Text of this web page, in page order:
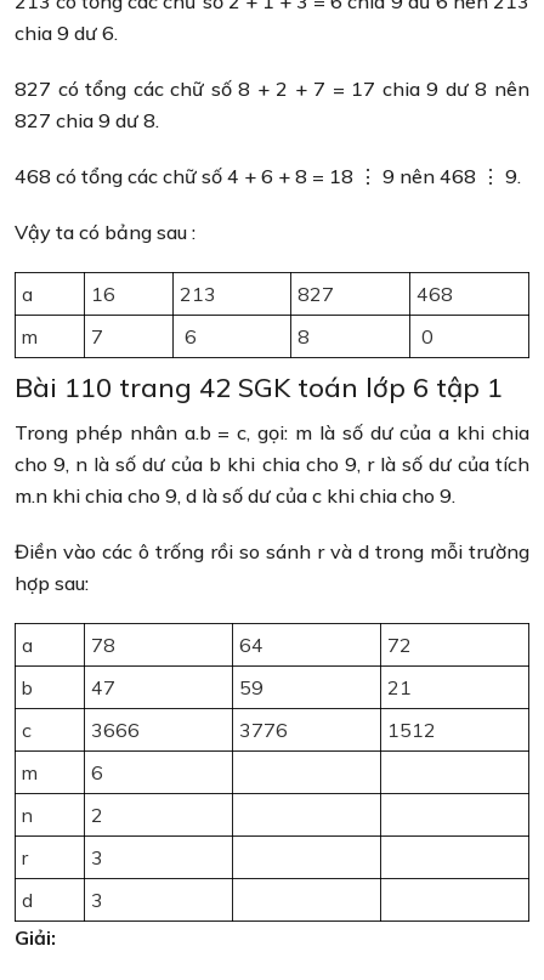
chia 9 dư 6.
827 có tổng các chữ số 8 + 2 + 7 = 17 chia 9 dư 8 nên
827 chia 9 dư 8.
468 có tổng các chữ số 4 + 6 + 8 = 18 ⋮ 9 nên 468 ⋮ 9.
Vậy ta có bảng sau :
a 16 213 827
468
m
7 6 8 0
Bài 110 trang 42 SGK toán lớp 6 tập 1
Trong phép nhân a.b = c, gọi: m là số dư của a khi chia
cho 9, n là số dư của b khi chia cho 9, r là số dư của tích
m.n khi chia cho 9, d là số dư của c khi chia cho 9.
Điền vào các ô trống rồi so sánh r và d trong mỗi trường
hợp sau:
a 78 64
72
b
47 59
21
c
3666 3776
1512
m
6
n
2
r
3
d
3
Giải: